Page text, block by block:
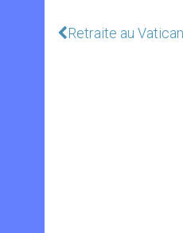
Retraite au